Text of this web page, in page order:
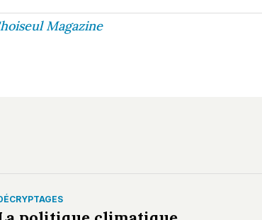
Magazine